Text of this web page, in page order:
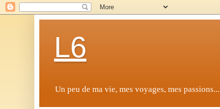
L6
Un peu de ma vie, mes voyages, mes passions...